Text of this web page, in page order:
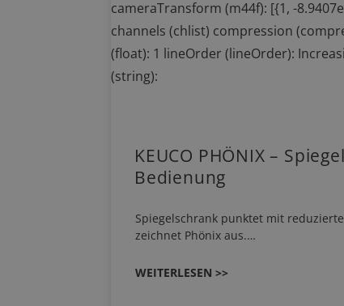
KEUCO PHÖNIX –
Bedienung
Spiegelschrank punktet mit
zeichnet Phönix aus.…
WEITERLESEN >>